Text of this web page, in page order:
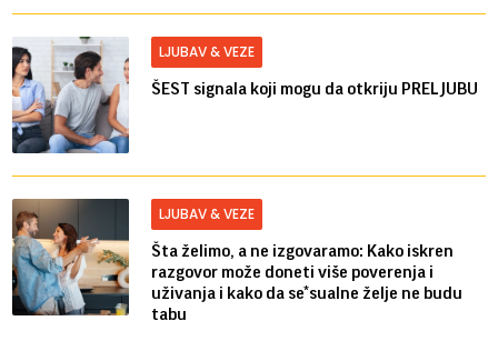
LJUBAV & VEZE
ŠEST signala koji mogu da otkriju PRELJUBU
LJUBAV & VEZE
Šta želimo, a ne izgovaramo: Kako iskren
razgovor može doneti više poverenja i
uživanja i kako da se*sualne želje ne budu
tabu